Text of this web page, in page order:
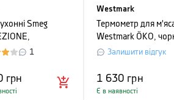
Smeg
см, білий
1
грн
Westmark
Термометр для
Westmark ÖKO,
Залишити відгук
1 630 грн
Є в наявності